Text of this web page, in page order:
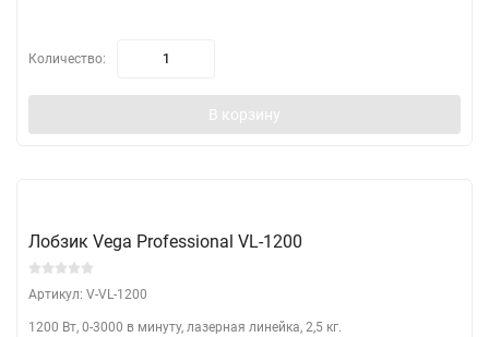
Количество:
В корзину
Лобзик Vega Professional VL-1200
Артикул: V-VL-1200
1200 Вт, 0-3000​ в минуту, лазерная линейка, 2,5 кг.